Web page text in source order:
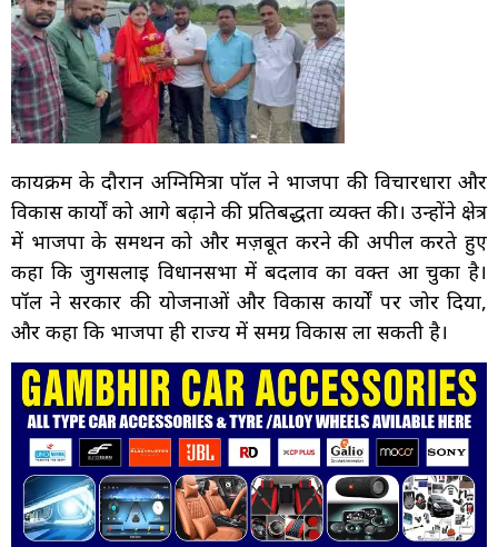
कार्यक्रम के दौरान अग्निमित्रा पॉल ने भाजपा की विचारधारा और
विकास कार्यों को आगे बढ़ाने की प्रतिबद्धता व्यक्त की। उन्होंने क्षेत्र
में भाजपा के समर्थन को और मज़बूत करने की अपील करते हुए
कहा कि जुगसलाई विधानसभा में बदलाव का वक्त आ चुका है।
पॉल ने सरकार की योजनाओं और विकास कार्यों पर जोर दिया,
और कहा कि भाजपा ही राज्य में समग्र विकास ला सकती है।